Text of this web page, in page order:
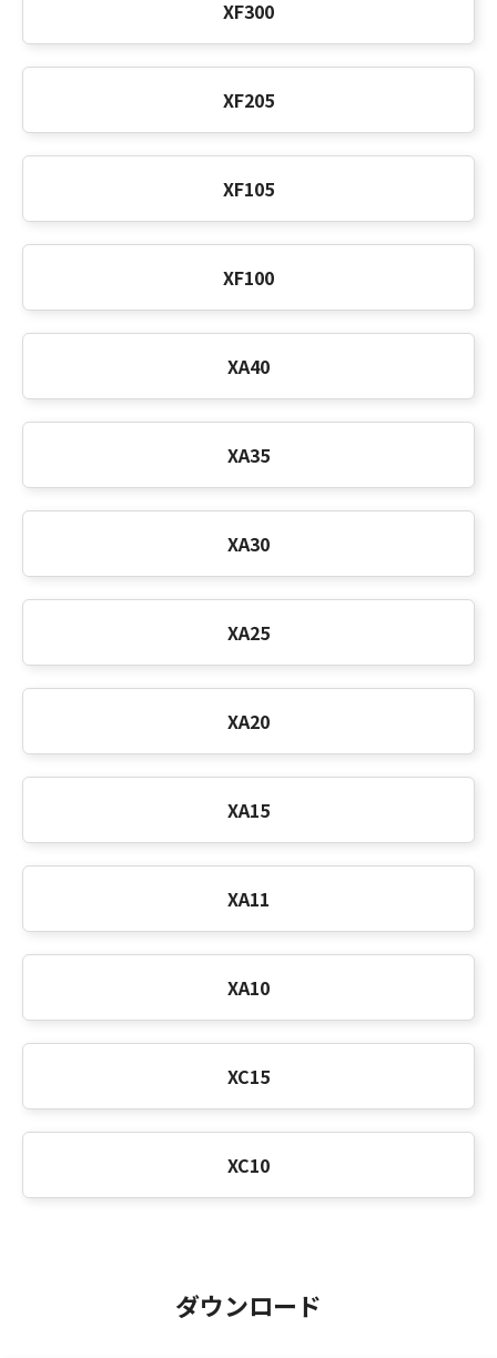
XF300
XF205
XF105
XF100
XA40
XA35
XA30
XA25
XA20
XA15
XA11
XA10
XC15
XC10
ダウンロード